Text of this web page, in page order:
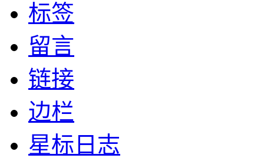
标签
留言
链接
边栏
星标日志